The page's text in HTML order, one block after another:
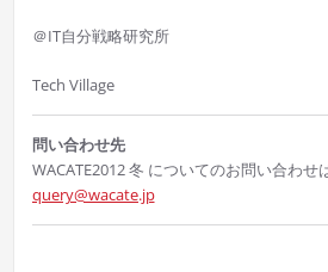
＠IT自分戦略研究所
Tech Village
問い合わせ先
WACATE2012 冬 についてのお問い合わせ
query@wacate.jp